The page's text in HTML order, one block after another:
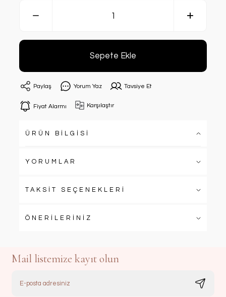
Sepete Ekle
Paylaş Yorum Yaz Tavsiye Et
Fiyat Alarmı Karşılaştır
ÜRÜN BİLGİSİ
YORUMLAR
TAKSİT SEÇENEKLERİ
ÖNERİLERİNİZ
Mail listemize kayıt olun